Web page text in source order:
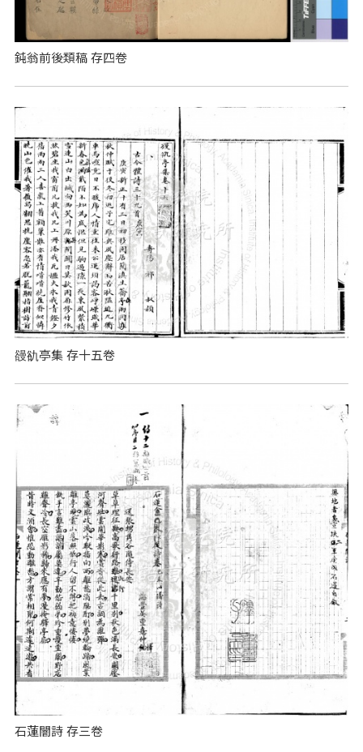
鈍翁前後類稿 存四卷
䜱䜪亭集 存十五卷
石蓮闇詩 存三卷